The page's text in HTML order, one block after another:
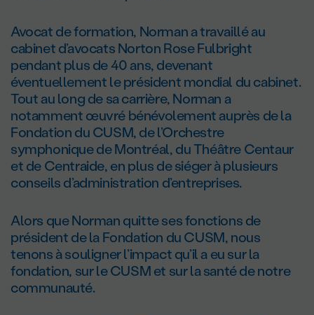
Avocat de formation, Norman a travaillé au
cabinet d’avocats Norton Rose Fulbright
pendant plus de 40 ans, devenant
éventuellement le président mondial du cabinet.
Tout au long de sa carrière, Norman a
notamment œuvré bénévolement auprès de la
Fondation du CUSM, de l’Orchestre
symphonique de Montréal, du Théâtre Centaur
et de Centraide, en plus de siéger à plusieurs
conseils d’administration d’entreprises.
Alors que Norman quitte ses fonctions de
président de la Fondation du CUSM, nous
tenons à souligner l’impact qu’il a eu sur la
fondation, sur le CUSM et sur la santé de notre
communauté.